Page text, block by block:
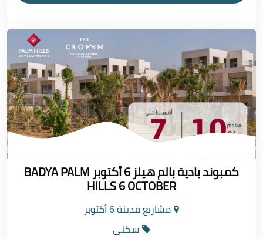
كمبوند بادية بالم هيلز 6 أكتوبر BADYA PALM
HILLS 6 OCTOBER
مشاريع مدينة 6 أكتوبر
سكنى